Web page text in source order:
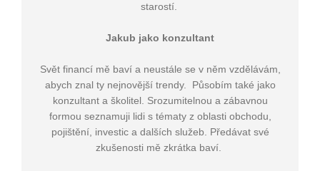
starostí.
Jakub jako konzultant
Svět financí mě baví a neustále se v něm vzdělávám,
abych znal ty nejnovější trendy. Působím také jako
konzultant a školitel. Srozumitelnou a zábavnou
formou seznamuji lidi s tématy z oblasti obchodu,
pojištění, investic a dalších služeb. Předávat své
zkušenosti mě zkrátka baví.